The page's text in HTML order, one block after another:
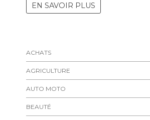
EN SAVOIR PLUS
ACHATS
AGRICULTURE
AUTO MOTO
BEAUTÉ